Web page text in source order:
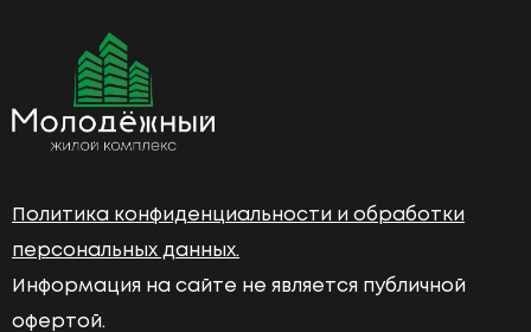
Политика конфиденциальности и обработки
персональных данных.
Информация на сайте не является публичной
офертой.